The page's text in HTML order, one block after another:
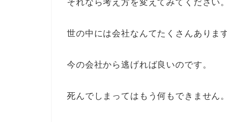
それなら考え方を変えてみてください。
世の中には会社なんてたくさんあります
今の会社から逃げれば良いのです。
死んでしまってはもう何もできません。